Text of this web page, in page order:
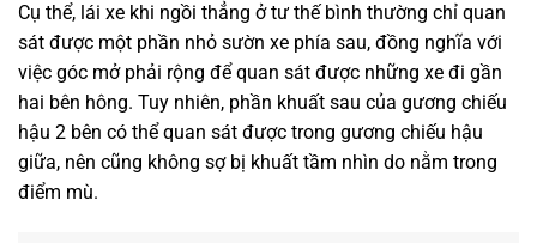
Cụ thể, lái xe khi ngồi thẳng ở tư thế bình thường chỉ quan
sát được một phần nhỏ sườn xe phía sau, đồng nghĩa với
việc góc mở phải rộng để quan sát được những xe đi gần
hai bên hông. Tuy nhiên, phần khuất sau của gương chiếu
hậu 2 bên có thể quan sát được trong gương chiếu hậu
giữa, nên cũng không sợ bị khuất tầm nhìn do nằm trong
điểm mù.